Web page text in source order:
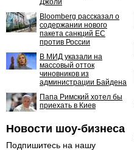
Джоли
Bloomberg рассказал о
содержании нового
пакета санкций ЕС
против России
В МИД указали на
массовый отток
чиновников из
администрации Байдена
Папа Римский хотел бы
приехать в Киев
Новости шоу-бизнеса
Подпишитесь на нашу